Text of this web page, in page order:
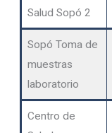
Salud Sopó 2
Sopó Toma de
muestras
laboratorio
Centro de